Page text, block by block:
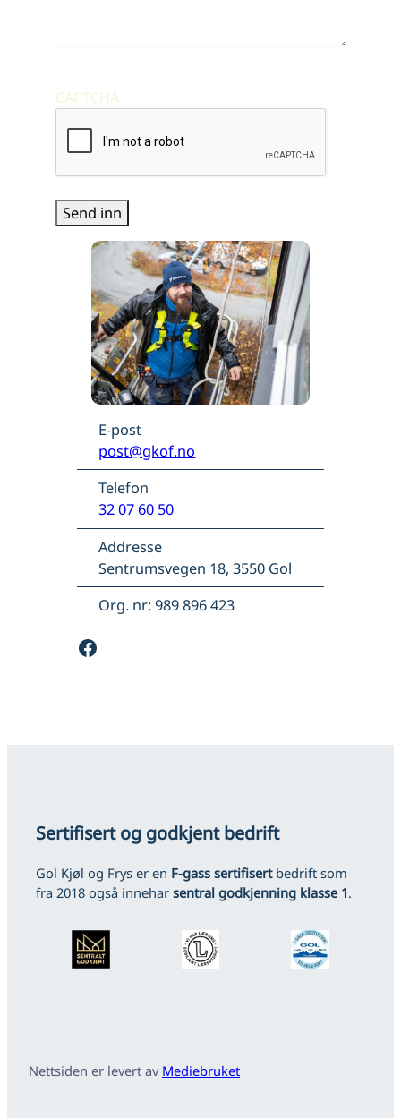
CAPTCHA
E-post
post@gkof.no
Telefon
32 07 60 50
Addresse
Sentrumsvegen 18, 3550 Gol
Org. nr: 989 896 423
Facebook
Sertifisert og godkjent bedrift
Gol Kjøl og Frys er en F-gass sertifisertbedrift som
fra 2018 også innehar sentral godkjenning klasse 1.
Nettsiden er levert av Mediebruket